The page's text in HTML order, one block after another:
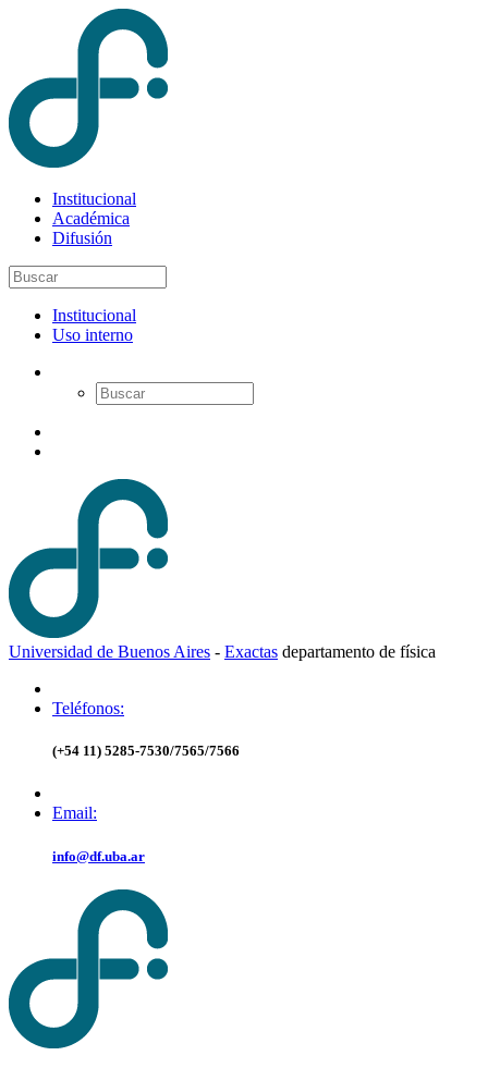
Institucional
Académica
Difusión
Institucional
Uso interno
Universidad de Buenos Aires - Exactas departamento de física
Teléfonos:
(+54 11) 5285-7530/7565/7566
Email:
info@df.uba.ar